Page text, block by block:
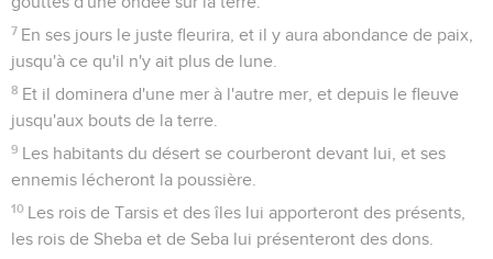
1 Certainement Dieu est bon envers Israël, envers ceux qui
sont purs de coeur.
2 Et pour moi, il s'en est fallu de peu que mes pieds ne
m'aient manqué, -d'un rien que mes pas n'aient glissé ;
3 Car j'ai porté envie aux arrogants, en voyant la prospérité
des méchants.
4 Car il n'y a pas de tourments dans leur mort, et leur corps
est gras ;
5 Ils n'ont point de part aux peines des humains, et ils ne